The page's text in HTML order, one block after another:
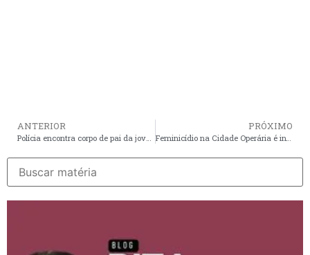
ANTERIOR PRÓXIMO
Feminicídio na Cidade Operária é investigado pela Polícia Civil em São Luís